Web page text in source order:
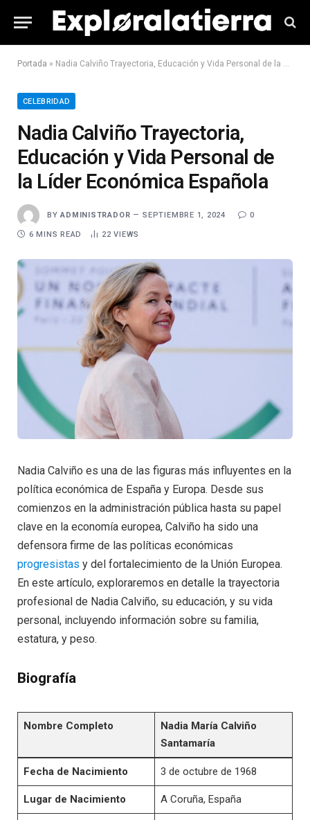
Portada » Nadia Calviño Trayectoria, Educación y Vida Personal de la Líder Económica Española
CELEBRIDAD
Nadia Calviño Trayectoria,
Educación y Vida Personal de
la Líder Económica Española
BY ADMINISTRADOR SEPTIEMBRE 1, 2024 0
6 MINS READ 22VIEWS
Nadia Calviño es una de las figuras más influyentes en la
política económica de España y Europa. Desde sus
comienzos en la administración pública hasta su papel
clave en la economía europea, Calviño ha sido una
defensora firme de las políticas económicas
progresistas y del fortalecimiento de la Unión Europea.
En este artículo, exploraremos en detalle la trayectoria
profesional de Nadia Calviño, su educación, y su vida
personal, incluyendo información sobre su familia,
estatura, y peso.
Biografía
Nombre Completo
Nadia María Calviño
Santamaría
Fecha de Nacimiento 3 de octubre de 1968
Lugar de Nacimiento A Coruña, España